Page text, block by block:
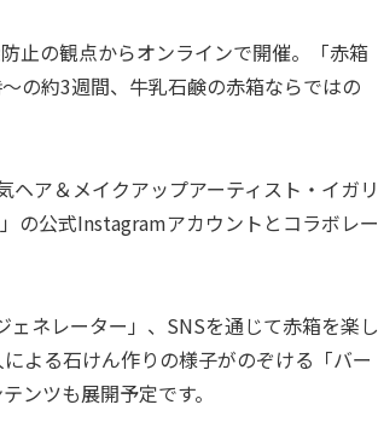
止の観点からオンラインで開催。「赤箱
の約3週間、牛乳石鹸の赤箱ならではの
ア＆メイクアップアーティスト・イガリ
の公式Instagramアカウントとコラボレー
ネレーター」、SNSを通じて赤箱を楽し
よる石けん作りの様子がのぞける「バー
ンツも展開予定です。